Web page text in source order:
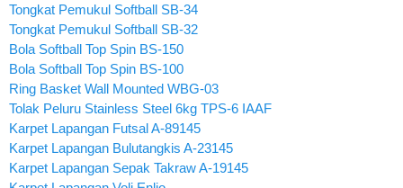
Tongkat Pemukul Softball SB-34
Tongkat Pemukul Softball SB-32
Bola Softball Top Spin BS-150
Bola Softball Top Spin BS-100
Ring Basket Wall Mounted WBG-03
Tolak Peluru Stainless Steel 6kg TPS-6 IAAF
Karpet Lapangan Futsal A-89145
Karpet Lapangan Bulutangkis A-23145
Karpet Lapangan Sepak Takraw A-19145